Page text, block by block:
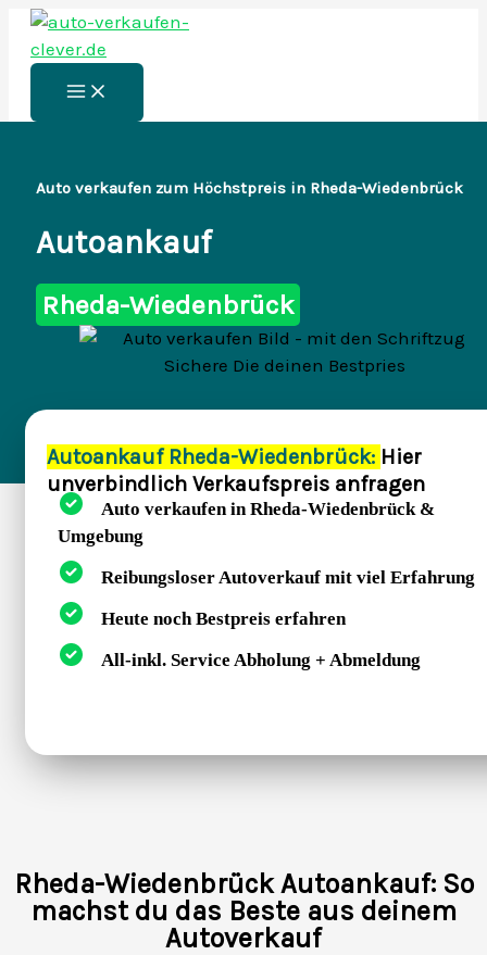
Zum
Inhalt
springen
Main
Menu
Auto verkaufen zum Höchstpreis in Rheda-Wiedenbrück
Autoankauf
Rheda-Wiedenbrück
Autoankauf Rheda-Wiedenbrück: Hier
unverbindlich Verkaufspreis anfragen
Auto verkaufen in Rheda-Wiedenbrück &
Umgebung
Reibungsloser Autoverkauf mit viel Erfahrung
Heute noch Bestpreis erfahren
All-inkl. Service Abholung + Abmeldung
Rheda-Wiedenbrück Autoankauf: So
machst du das Beste aus deinem
Autoverkauf